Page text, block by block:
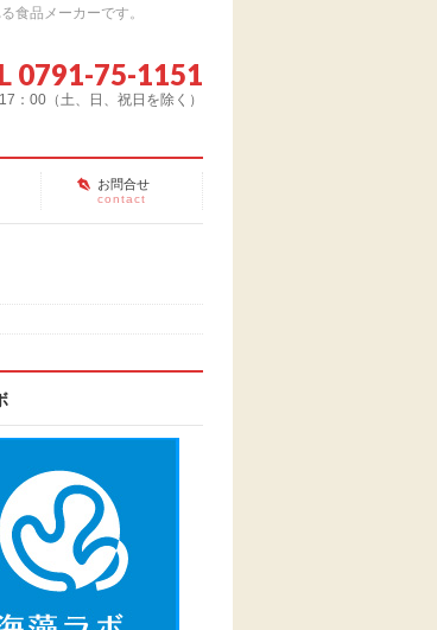
食品メーカーです。
0791-75-1151
：00（土、日、祝日を除く）
お問合せ
contact